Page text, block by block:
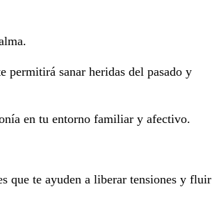
permitirá sanar heridas del pasado y
en tu entorno familiar y afectivo.
que te ayuden a liberar tensiones y fluir